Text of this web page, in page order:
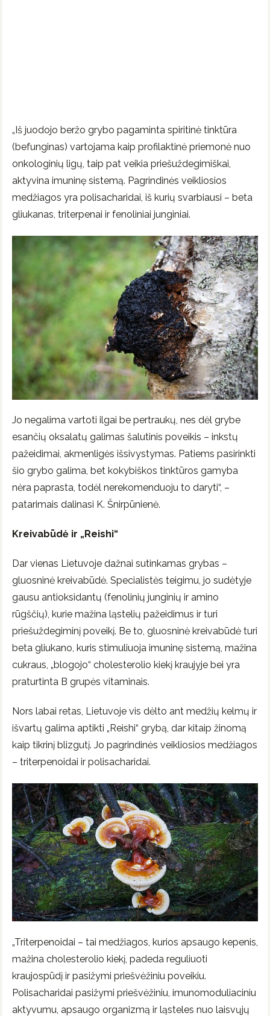
„Iš juodojo beržo grybo pagaminta spiritinė tinktūra
(befunginas) vartojama kaip profilaktinė priemonė nuo
onkologinių ligų, taip pat veikia priešuždegimiškai,
aktyvina imuninę sistemą. Pagrindinės veikliosios
medžiagos yra polisacharidai, iš kurių svarbiausi – beta
gliukanas, triterpenai ir fenoliniai junginiai.
Jo negalima vartoti ilgai be pertraukų, nes dėl grybe
esančių oksalatų galimas šalutinis poveikis – inkstų
pažeidimai, akmenligės išsivystymas. Patiems pasirinkti
šio grybo galima, bet kokybiškos tinktūros gamyba
nėra paprasta, todėl nerekomenduoju to daryti“, –
patarimais dalinasi K. Šnirpūnienė.
Kreivabūdė ir „Reishi“
Dar vienas Lietuvoje dažnai sutinkamas grybas –
gluosninė kreivabūdė. Specialistės teigimu, jo sudėtyje
gausu antioksidantų (fenolinių junginių ir amino
rūgščių), kurie mažina ląstelių pažeidimus ir turi
priešuždegiminį poveikį. Be to, gluosninė kreivabūdė turi
beta gliukano, kuris stimuliuoja imuninę sistemą, mažina
cukraus, „blogojo“ cholesterolio kiekį kraujyje bei yra
praturtinta B grupės vitaminais.
Nors labai retas, Lietuvoje vis dėlto ant medžių kelmų ir
išvartų galima aptikti „Reishi“ grybą, dar kitaip žinomą
kaip tikrinį blizgutį. Jo pagrindinės veikliosios medžiagos
– triterpenoidai ir polisacharidai.
„Triterpenoidai – tai medžiagos, kurios apsaugo kepenis,
mažina cholesterolio kiekį, padeda reguliuoti
kraujospūdį ir pasižymi priešvėžiniu poveikiu.
Polisacharidai pasižymi priešvėžiniu, imunomoduliaciniu
aktyvumu, apsaugo organizmą ir ląsteles nuo laisvųjų